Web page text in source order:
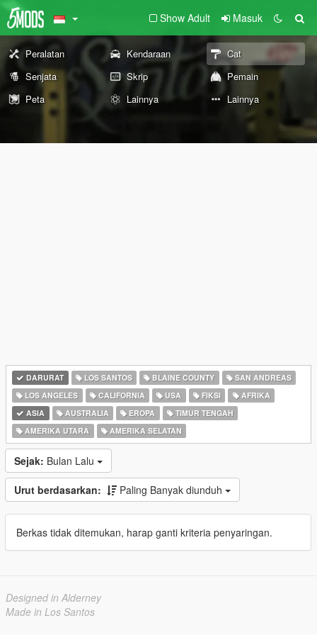
Show Adult Masuk
Peralatan Kendaraan
Cat
Senjata
Skrip
Pemain
Peta
Lainnya Lainnya
DARURAT LOS SANTOS BLAINE COUNTY
SAN ANDREAS
LOS ANGELES
CALIFORNIA USA FIKSI
AFRIKA
ASIA
AUSTRALIA EROPA
TIMUR TENGAH
AMERIKA UTARA
AMERIKA SELATAN
Sejak: Bulan Lalu
Urut berdasarkan: Paling Banyak diunduh
Berkas tidak ditemukan, harap ganti kriteria penyaringan.
Designed in Alderney
Made in Los Santos